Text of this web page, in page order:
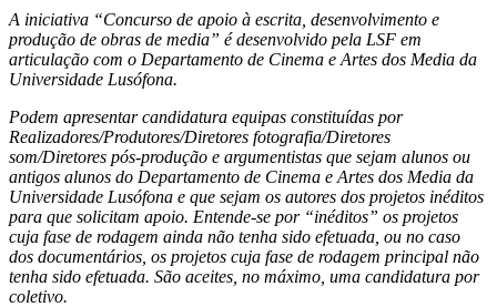
A iniciativa “Concurso de apoio à escrita, desenvolvimento e
produção de obras de media” é desenvolvido pela LSF em
articulação com o Departamento de Cinema e Artes dos Media da
Universidade Lusófona.
Podem apresentar candidatura equipas constituídas por
Realizadores/Produtores/Diretores fotografia/Diretores
som/Diretores pós-produção e argumentistas que sejam alunos ou
antigos alunos do Departamento de Cinema e Artes dos Media da
Universidade Lusófona e que sejam os autores dos projetos inéditos
para que solicitam apoio. Entende-se por “inéditos” os projetos
cuja fase de rodagem ainda não tenha sido efetuada, ou no caso
dos documentários, os projetos cuja fase de rodagem principal não
tenha sido efetuada. São aceites, no máximo, uma candidatura por
coletivo.